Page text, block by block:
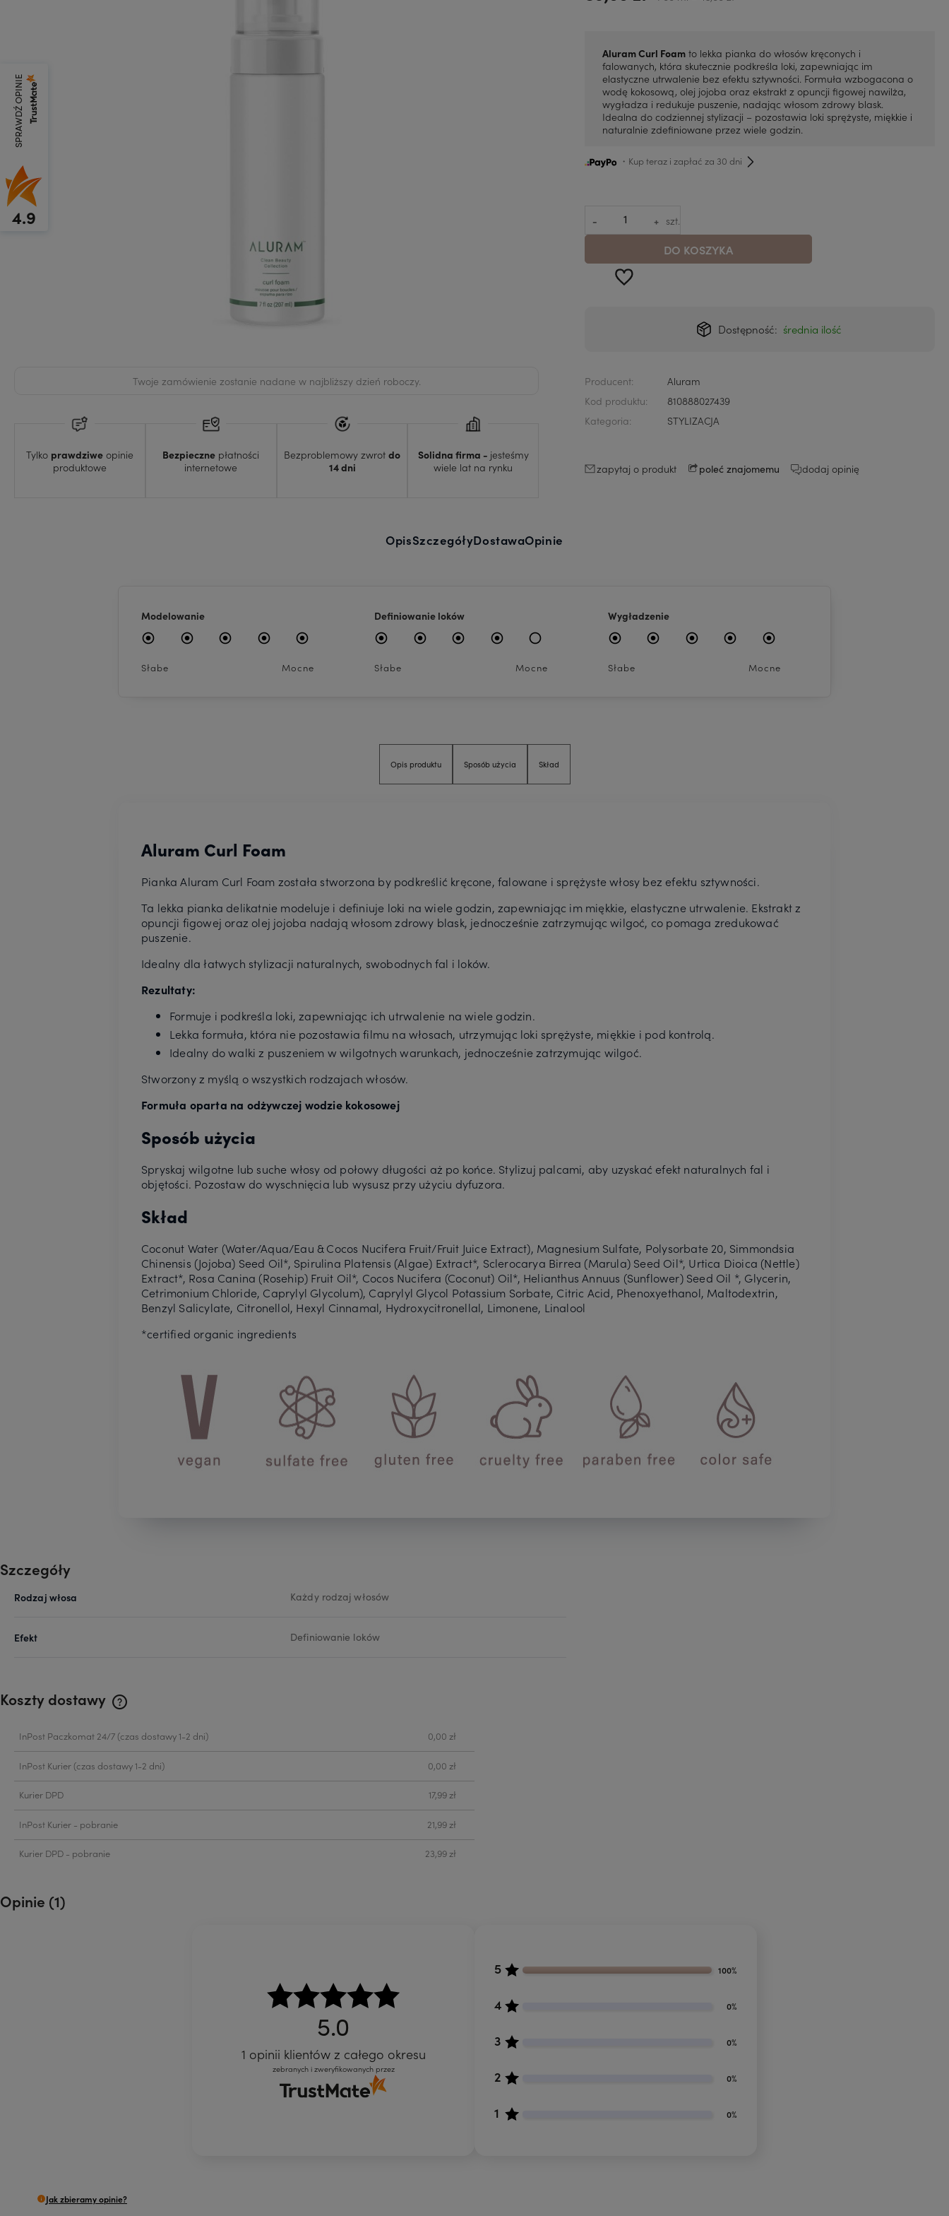
Twoje zamówienie zostanie nadane w najbliższy dzień roboczy.
Tylko prawdziweopinie
produktowe
Bezpieczne płatności
internetowe
Bezproblemowy zwrotdo
14 dni
Solidna firma - jesteśmy
wiele lat na rynku
Aluram Curl Foam to lekka pianka do włosów kręconych i
falowanych, która skutecznie podkreśla loki, zapewniając im
elastyczne utrwalenie bez efektu sztywności. Formuła wzbogacona o
wodę kokosową, olej jojoba oraz ekstrakt z opuncji figowej nawilża,
wygładza i redukuje puszenie, nadając włosom zdrowy blask.
Idealna do codziennej stylizacji – pozostawia loki sprężyste, miękkie i
naturalnie zdefiniowane przez wiele godzin.
・Kup teraz i zapłać za 30 dni
+
- szt.
DO KOSZYKA
Dostępność: średnia ilość
Producent:
Aluram
Kod produktu:
810888027439
Kategoria:
STYLIZACJA
zapytaj o produkt poleć znajomemu dodaj opinię
OpisSzczegółyDostawaOpinie
Modelowanie
Słabe Mocne
Definiowanie loków
Słabe Mocne
Wygładzenie
Słabe Mocne
Opis produktu Sposób użycia Skład
Aluram Curl Foam
Pianka Aluram Curl Foam została stworzona by podkreślić kręcone, falowane i sprężyste włosy bez efektu sztywności.
Ta lekka pianka delikatnie modeluje i definiuje loki na wiele godzin, zapewniając im miękkie, elastyczne utrwalenie. Ekstrakt z
opuncji figowej oraz olej jojoba nadają włosom zdrowy blask, jednocześnie zatrzymując wilgoć, co pomaga zredukować
puszenie.
Idealny dla łatwych stylizacji naturalnych, swobodnych fal i loków.
Rezultaty:
Formuje i podkreśla loki, zapewniając ich utrwalenie na wiele godzin.
Lekka formuła, która nie pozostawia filmu na włosach, utrzymując loki sprężyste, miękkie i pod kontrolą.
Idealny do walki z puszeniem w wilgotnych warunkach, jednocześnie zatrzymując wilgoć.
Stworzony z myślą o wszystkich rodzajach włosów.
Formuła oparta na odżywczej wodzie kokosowej
Sposób użycia
Spryskaj wilgotne lub suche włosy od połowy długości aż po końce. Stylizuj palcami, aby uzyskać efekt naturalnych fal i
objętości. Pozostaw do wyschnięcia lub wysusz przy użyciu dyfuzora.
Skład
Coconut Water (Water/Aqua/Eau & Cocos Nucifera Fruit/Fruit Juice Extract), Magnesium Sulfate, Polysorbate 20, Simmondsia
Chinensis (Jojoba) Seed Oil*, Spirulina Platensis (Algae) Extract*, Sclerocarya Birrea (Marula) Seed Oil*, Urtica Dioica (Nettle)
Extract*, Rosa Canina (Rosehip) Fruit Oil*, Cocos Nucifera (Coconut) Oil*, Helianthus Annuus (Sunflower) Seed Oil *, Glycerin,
Cetrimonium Chloride, Caprylyl Glycolum), Caprylyl Glycol Potassium Sorbate, Citric Acid, Phenoxyethanol, Maltodextrin,
Benzyl Salicylate, Citronellol, Hexyl Cinnamal, Hydroxycitronellal, Limonene, Linalool
*certified organic ingredients
Szczegóły
Rodzaj włosa Każdy rodzaj włosów
Efekt Definiowanie loków
Koszty dostawy
Cena nie zawiera ewentualnych kosztów
InPost Paczkomat 24/7(czas dostawy 1-2 dni) 0,00 zł
InPost Kurier(czas dostawy 1-2 dni) 0,00 zł
Kurier DPD 17,99 zł
InPost Kurier - pobranie 21,99 zł
Kurier DPD - pobranie 23,99 zł
Opinie (1)
5.0
1 opinii klientów z całego okresu
zebranych i zweryfikowanych przez
5 100%
4 0%
3 0%
2 0%
1 0%
Jak zbieramy opinie?
SPRAWDŹ OPINIE
4.9